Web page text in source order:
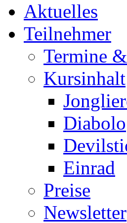
Aktuelles
Teilnehmer
Termine
Kursinhalt
Diabolo
Einrad
Preise
Newsletter